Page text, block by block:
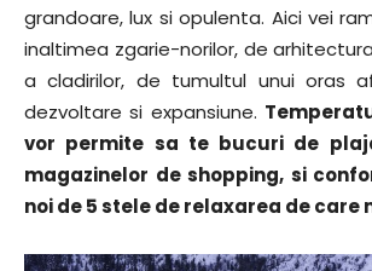
grandoare, lux si opulenta. Aici vei
inaltimea zgarie-norilor, de
a cladirilor, de tumultul unui oras
dezvoltare si expansiune.
vor permite sa te bucuri de
magazinelor de shopping, si
noi de 5 stele de relaxarea de care